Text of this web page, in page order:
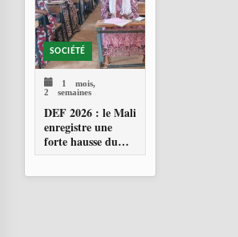
SOCIÉTÉ
1 mois,
2 semaines
DEF 2026 : le Mali
enregistre une
forte hausse du
taux de réussite